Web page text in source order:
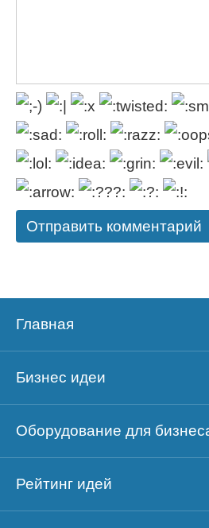
Главная
Бизнес идеи
Оборудование для
Рейтинг идей